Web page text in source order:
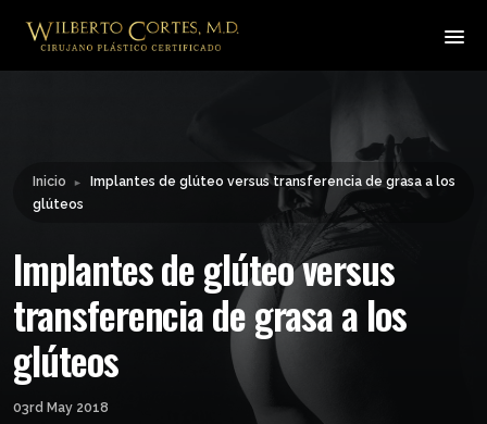
Leyendo: Implantes de glúteo versus
transferencia de grasa a los
Inicio ►
Implantes de glúteo versus transferencia de grasa a los
glúteos
Implantes de glúteo versus
transferencia de grasa a los
glúteos
03rd May 2018